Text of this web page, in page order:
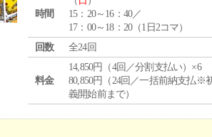
時間
15：20～16：40／
17：00～18：20（1日2コマ）
回数
全24回
料金
14,850円（4回／分割支払い）×6
80,850円（24回／一括前納支払※
義開始前まで）